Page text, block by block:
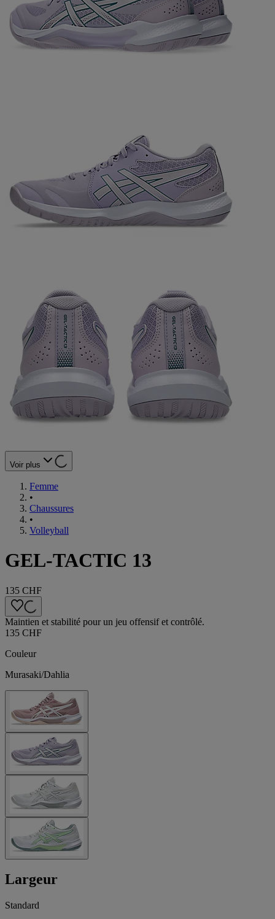
Voir plus
Femme
•
Chaussures
•
Volleyball
GEL-TACTIC 13
135 CHF
Maintien et stabilité pour un jeu offensif et contrôlé.
135 CHF
Couleur
Murasaki/Dahlia
Largeur
Standard